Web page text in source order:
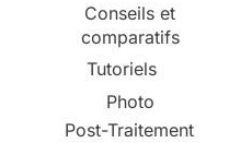
Conseils et
comparatifs
Tutoriels
Photo
Post-Traitement